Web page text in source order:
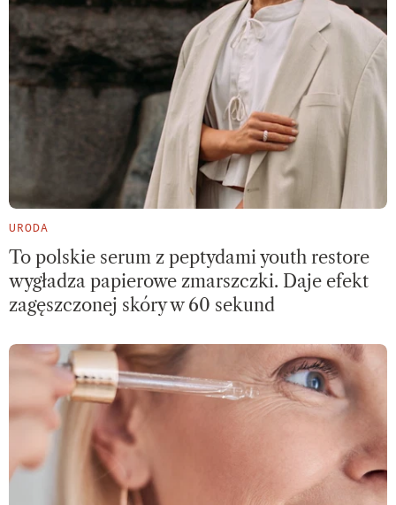
URODA
To polskie serum z peptydami youth restore
wygładza papierowe zmarszczki. Daje efekt
zagęszczonej skóry w 60 sekund